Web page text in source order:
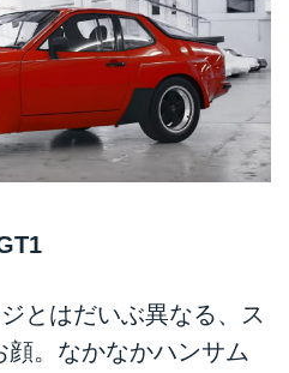
とはだいぶ異なる、ス
。なかなかハンサム